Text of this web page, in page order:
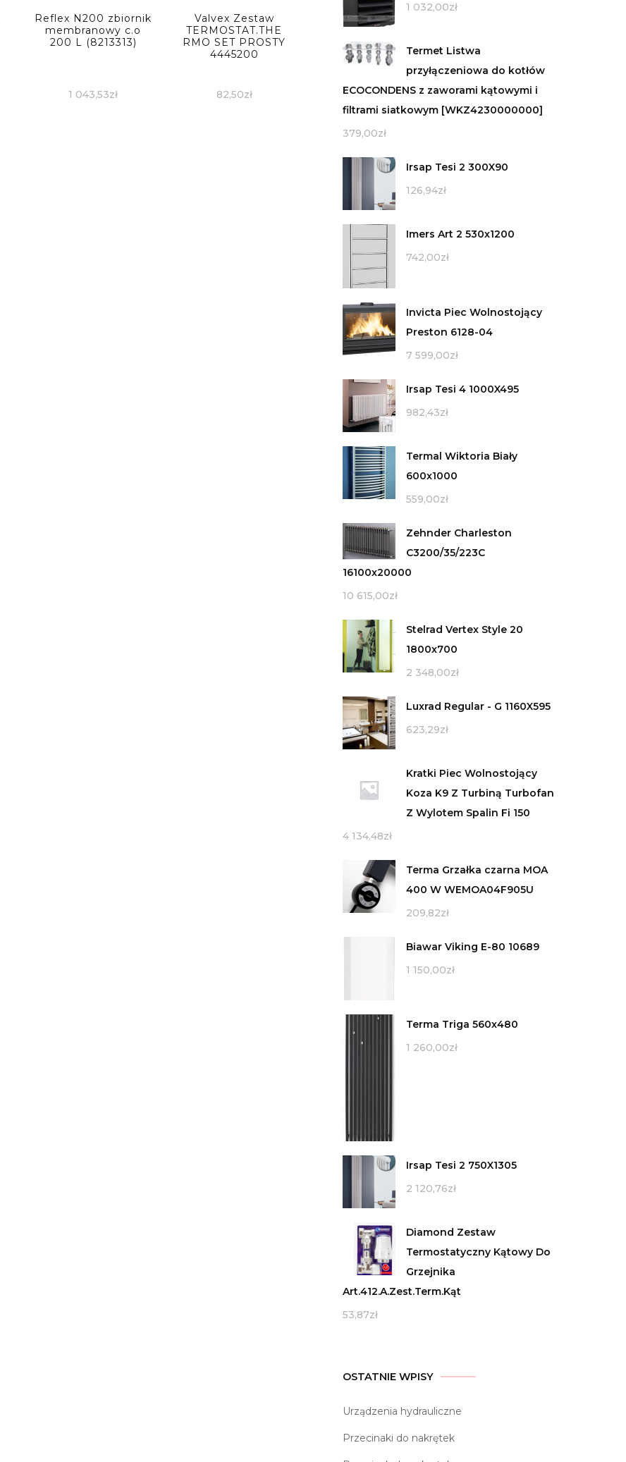
Reflex N200 zbiornik
membranowy c.o
200 L (8213313)
1 043,53zł
Valvex Zestaw
TERMOSTAT.THE
RMO SET PROSTY
4445200
82,50zł
1 032,00zł
Termet Listwa
przyłączeniowa do kotłów
ECOCONDENS z zaworami kątowymi i
filtrami siatkowym [WKZ4230000000]
379,00zł
Irsap Tesi 2 300X90
126,94zł
Imers Art 2 530x1200
742,00zł
Invicta Piec Wolnostojący
Preston 6128-04
7 599,00zł
Irsap Tesi 4 1000X495
982,43zł
Termal Wiktoria Biały
600x1000
559,00zł
Zehnder Charleston
C3200/35/223C
16100x20000
10 615,00zł
Stelrad Vertex Style 20
1800x700
2 348,00zł
Luxrad Regular - G 1160X595
623,29zł
Kratki Piec Wolnostojący
Koza K9 Z Turbiną Turbofan
Z Wylotem Spalin Fi 150
4 134,48zł
Terma Grzałka czarna MOA
400 W WEMOA04F905U
209,82zł
Biawar Viking E-80 10689
1 150,00zł
Terma Triga 560x480
1 260,00zł
Irsap Tesi 2 750X1305
2 120,76zł
Diamond Zestaw
Termostatyczny Kątowy Do
Grzejnika
Art.412.A.Zest.Term.Kąt
53,87zł
OSTATNIE WPISY
Urządzenia hydrauliczne
Przecinaki do nakrętek